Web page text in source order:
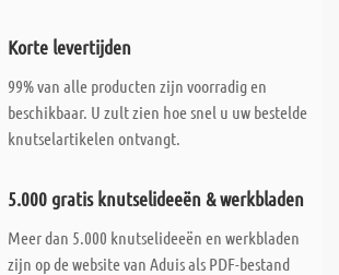
Korte levertijden
99% van alle producten zijn voorradig en
beschikbaar. U zult zien hoe snel u uw bestelde
knutselartikelen ontvangt.
5.000 gratis knutselideeën & werkbladen
Meer dan 5.000 knutselideeën en werkbladen
zijn op de website van Aduis als PDF-bestand